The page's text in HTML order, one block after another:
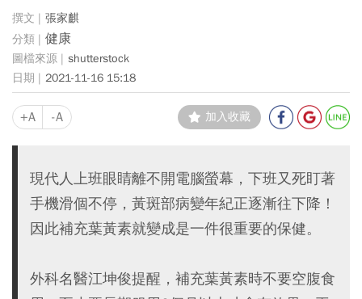
張家麒
健康
shutterstock
2021-11-16 15:18
+A -A 加入收藏
現代人上班眼睛離不開電腦螢幕，下班又死盯著
手機滑個不停，黃斑部病變年紀正逐漸往下降！
因此補充葉黃素就變成是一件很重要的保健。
外科名醫江坤俊提醒，補充葉黃素時不要空腹食